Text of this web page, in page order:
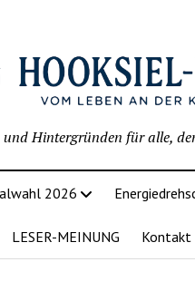
Hintergründen für alle,
2026
LESER-MEINUNG Kontakt